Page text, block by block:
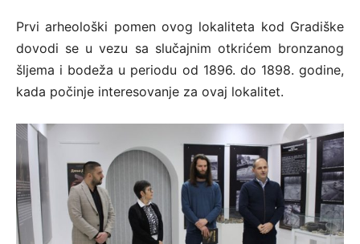
Prvi arheološki pomen ovog lokaliteta kod Gradiške
dovodi se u vezu sa slučajnim otkrićem bronzanog
šljema i bodeža u periodu od 1896. do 1898. godine,
kada počinje interesovanje za ovaj lokalitet.